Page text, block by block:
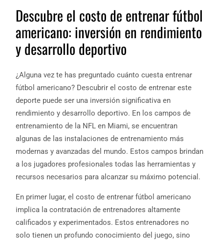
Descubre el costo de entrenar fútbol
americano: inversión en rendimiento
y desarrollo deportivo
¿Alguna vez te has preguntado cuánto cuesta entrenar
fútbol americano? Descubrir el costo de entrenar este
deporte puede ser una inversión significativa en
rendimiento y desarrollo deportivo. En los campos de
entrenamiento de la NFL en Miami, se encuentran
algunas de las instalaciones de entrenamiento más
modernas y avanzadas del mundo. Estos campos brindan
a los jugadores profesionales todas las herramientas y
recursos necesarios para alcanzar su máximo potencial.
En primer lugar, el costo de entrenar fútbol americano
implica la contratación de entrenadores altamente
calificados y experimentados. Estos entrenadores no
solo tienen un profundo conocimiento del juego, sino